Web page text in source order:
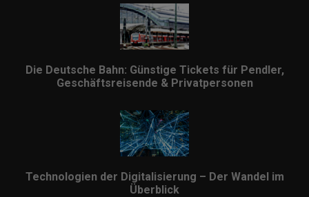
Die Deutsche Bahn: Günstige Tickets für Pendler,
Geschäftsreisende & Privatpersonen
Technologien der Digitalisierung – Der Wandel im
Überblick